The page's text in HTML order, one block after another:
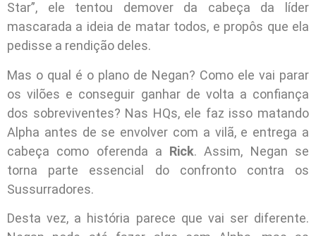
Star”, ele tentou demover da cabeça da líder
mascarada a ideia de matar todos, e propôs que ela
pedisse a rendição deles.
Mas o qual é o plano de Negan? Como ele vai parar
os vilões e conseguir ganhar de volta a confiança
dos sobreviventes? Nas HQs, ele faz isso matando
Alpha antes de se envolver com a vilã, e entrega a
cabeça como oferenda a Rick. Assim, Negan se
torna parte essencial do confronto contra os
Sussurradores.
Desta vez, a história parece que vai ser diferente.